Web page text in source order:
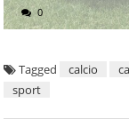
0
Tagged calcio
sport